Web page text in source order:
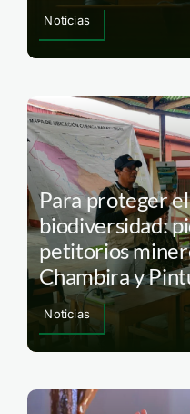
Noticias
Para proteger
biodiversidad:
petitorios
Chambira y
Noticias